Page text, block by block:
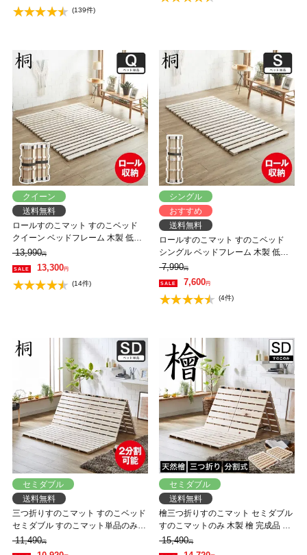
(139件)
クイーン
送料無料
ロールすのこマット すのこベッド
クイーン ベッドフレーム 木製 低ホ
ルムアルデヒド 軽量 軽い コンパク
ト すのこマット 桐
13,990円
13,300円
(14件)
シングル
おすすめ
送料無料
ロールすのこマット すのこベッド
シングル ベッドフレーム 木製 低ホ
ルムアルデヒド 軽量 軽い コンパク
ト すのこマット 桐
7,990円
7,600円
(4件)
セミダブル
送料無料
三つ折りすのこマット すのこベッド
セミダブル すのこマット単品のみ
木製 桐 二分割可能 完成品 低ホルム
アルデヒド 布団が干せる
11,490円
セミダブル
送料無料
檜三つ折りすのこマット セミダブル
すのこマットのみ 木製 檜 完成品 軽
量 二分割可能 布団が干せる コンパ
15,490円